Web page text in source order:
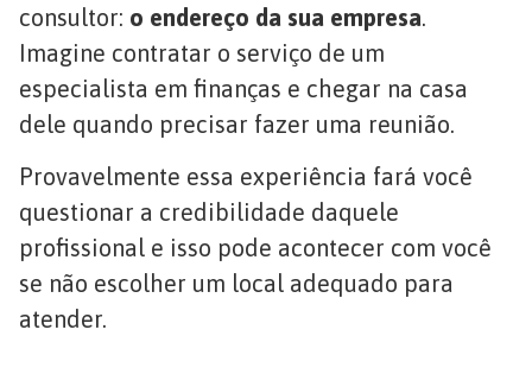
consultor: o endereço da sua empresa.
Imagine contratar o serviço de um
especialista em finanças e chegar na casa
dele quando precisar fazer uma reunião.
Provavelmente essa experiência fará você
questionar a credibilidade daquele
profissional e isso pode acontecer com você
se não escolher um local adequado para
atender.